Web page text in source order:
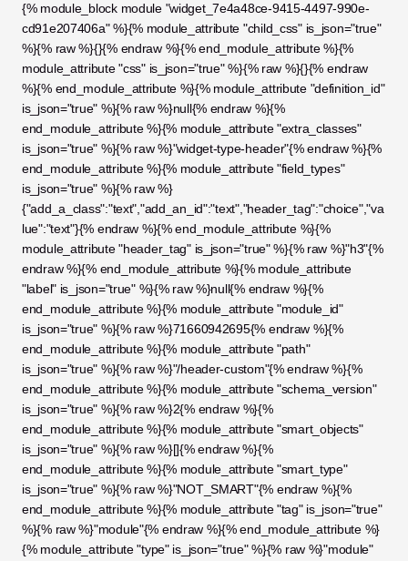
{% module_block module "widget_7e4a48ce-9415-4497-990e-
cd91e207406a" %}{% module_attribute "child_css" is_json="true"
%}{% raw %}{}{% endraw %}{% end_module_attribute %}{%
module_attribute "css" is_json="true" %}{% raw %}{}{% endraw
%}{% end_module_attribute %}{% module_attribute "definition_id"
is_json="true" %}{% raw %}null{% endraw %}{%
end_module_attribute %}{% module_attribute "extra_classes"
is_json="true" %}{% raw %}"widget-type-header"{% endraw %}{%
end_module_attribute %}{% module_attribute "field_types"
is_json="true" %}{% raw %}
{"add_a_class":"text","add_an_id":"text","header_tag":"choice","va
lue":"text"}{% endraw %}{% end_module_attribute %}{%
module_attribute "header_tag" is_json="true" %}{% raw %}"h3"{%
endraw %}{% end_module_attribute %}{% module_attribute
"label" is_json="true" %}{% raw %}null{% endraw %}{%
end_module_attribute %}{% module_attribute "module_id"
is_json="true" %}{% raw %}71660942695{% endraw %}{%
end_module_attribute %}{% module_attribute "path"
is_json="true" %}{% raw %}"/header-custom"{% endraw %}{%
end_module_attribute %}{% module_attribute "schema_version"
is_json="true" %}{% raw %}2{% endraw %}{%
end_module_attribute %}{% module_attribute "smart_objects"
is_json="true" %}{% raw %}[]{% endraw %}{%
end_module_attribute %}{% module_attribute "smart_type"
is_json="true" %}{% raw %}"NOT_SMART"{% endraw %}{%
end_module_attribute %}{% module_attribute "tag" is_json="true"
%}{% raw %}"module"{% endraw %}{% end_module_attribute %}
{% module_attribute "type" is_json="true" %}{% raw %}"module"